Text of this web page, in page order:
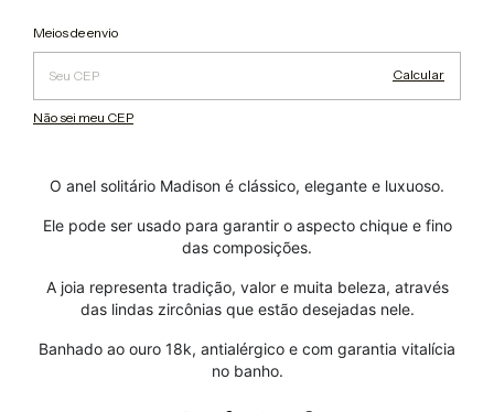
Entregas para o CEP:
Meios de envio
Calcular
Não sei meu CEP
O anel solitário Madison é clássico, elegante e luxuoso.
Ele pode ser usado para garantir o aspecto chique e fino
das composições.
A joia representa tradição, valor e muita beleza, através
das lindas zircônias que estão desejadas nele.
Banhado ao ouro 18k, antialérgico e com garantia vitalícia
no banho.